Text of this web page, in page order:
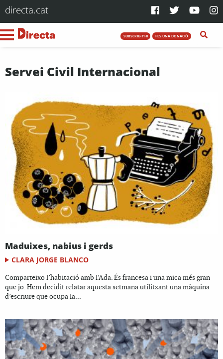
directa.cat
SUBSCRIU-T'HI FES UNA DONACIÓ
Servei Civil Internacional
Maduixes, nabius i gerds
CLARA JORGE BLANCO
Comparteixo l’habitació amb l’Ada. És francesa i una mica més gran
que jo. Hem decidit relatar aquesta setmana utilitzant una màquina
d’escriure que ocupa la...